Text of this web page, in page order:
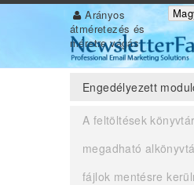
Arányos
átméretezés és
méretre vágás
!title
Engedélyezett
A feltöltések
megadható
fájlok mentésre